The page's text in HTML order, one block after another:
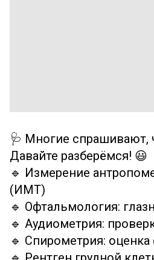
🩺 Многие спрашивают,
Давайте разберёмся! 😃
🔹 Измерение
(ИМТ)
🔹 Офтальмология:
🔹 Аудиометрия:
🔹 Спирометрия: